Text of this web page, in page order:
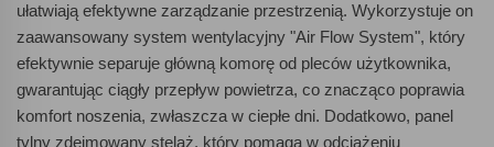
ułatwiają efektywne zarządzanie przestrzenią. Wykorzystuje on
zaawansowany system wentylacyjny "Air Flow System", który
efektywnie separuje główną komorę od pleców użytkownika,
gwarantując ciągły przepływ powietrza, co znacząco poprawia
komfort noszenia, zwłaszcza w ciepłe dni. Dodatkowo, panel
tylny zdejmowany stelaż, który pomaga w odciążeniu